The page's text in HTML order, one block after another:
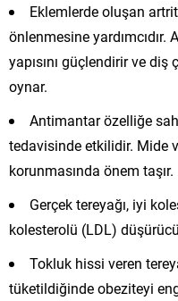
Eklemlerde oluşan
önlenmesine
yapısını güçlendirir ve
oynar.
Antimantar özelliğe
tedavisinde etkilidir. Mide
korunmasında önem taşır.
Gerçek tereyağı, iyi
kolesterolü (LDL)
Tokluk hissi veren
tüketildiğinde obeziteyi